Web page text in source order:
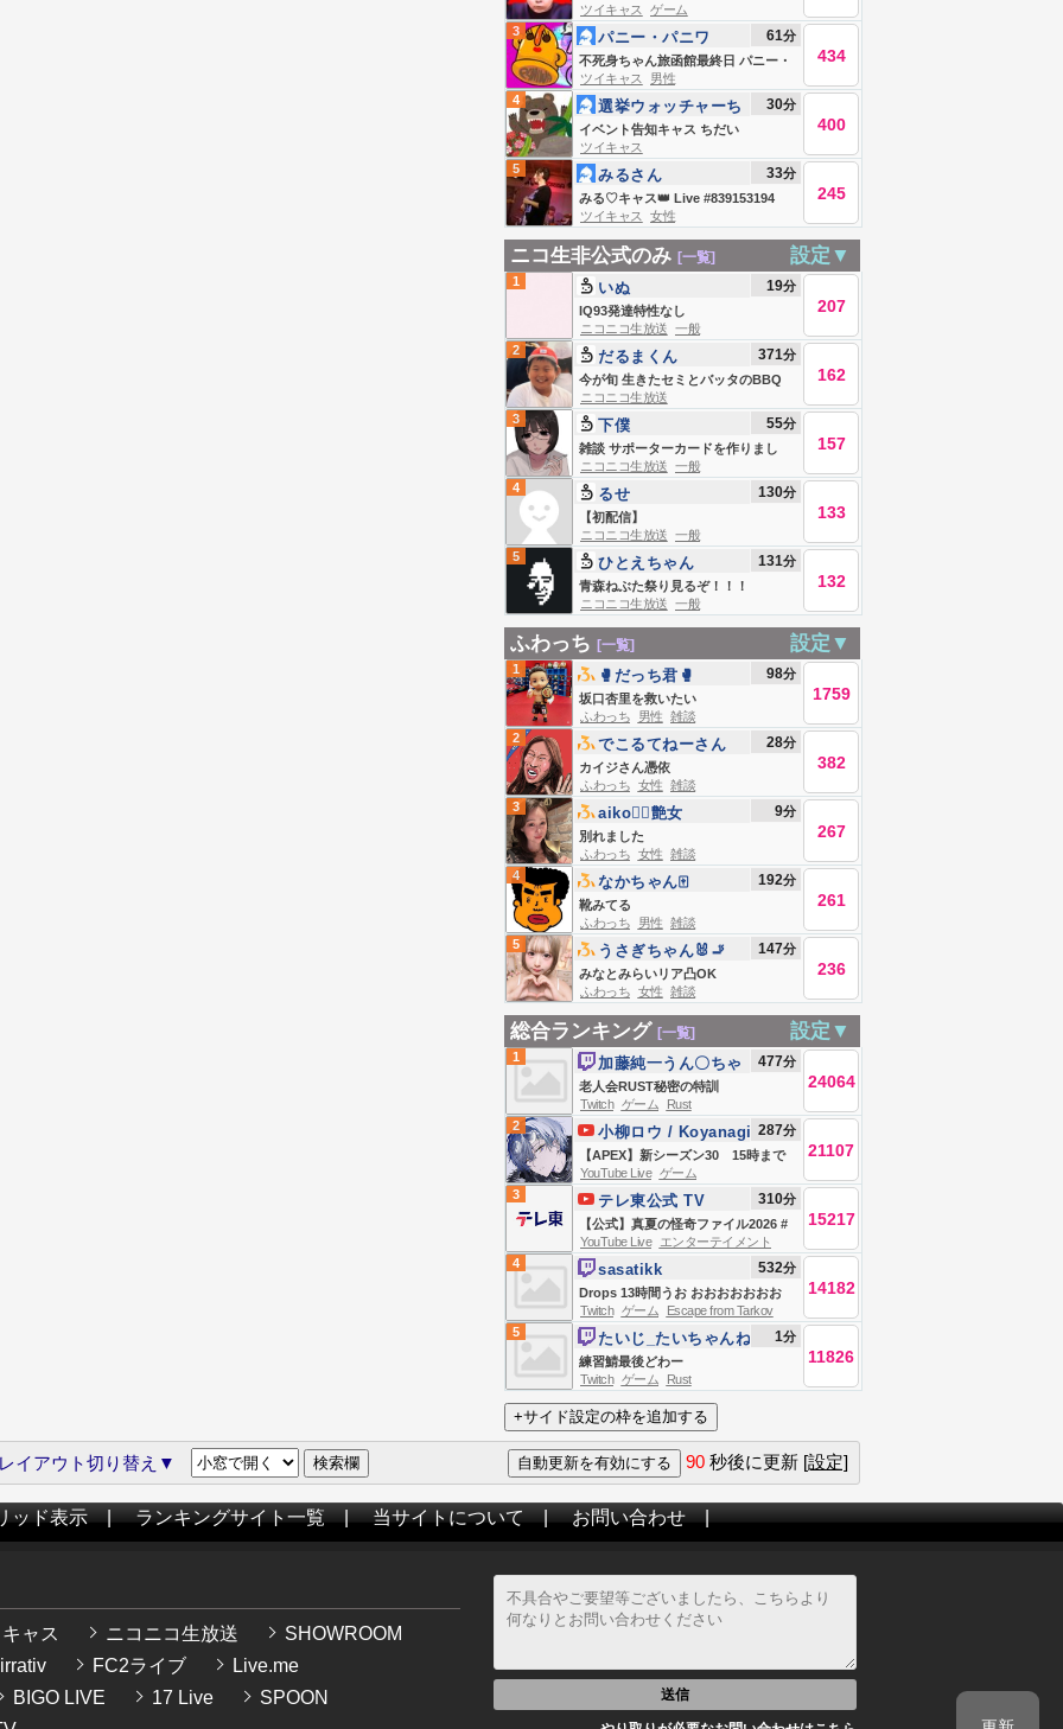
間ありがとうございました！！
ツイキャス
ゲーム
3
不死身ちゃん旅函館最終日 パニー・
パニワ
パニー・パニワ 61分
434
ツイキャス
男性
4
イベント告知キャス ちだい
選挙ウォッチャーち
だい
30分
400
ツイキャス
5
みる♡キャス👑 Live #839153194
みるさん 33分
245
ツイキャス 女性
ニコ生非公式のみ [一覧] 設定▼
1
IQ93発達特性なし
いぬ 19分
207
ニコニコ生放送 一般
2
今が旬 生きたセミとバッタのBBQ
だるまくん 371分
162
ニコニコ生放送
3
雑談 サポーターカードを作りまし
た！
下僕 55分
157
ニコニコ生放送 一般
4
【初配信】
るせ 130分
133
ニコニコ生放送 一般
5
青森ねぶた祭り見るぞ！！！
ひとえちゃん 131分
132
ニコニコ生放送 一般
ふわっち [一覧] 設定▼
1
坂口杏里を救いたい
🥊だっち君🥊 98分
1759
ふわっち 男性 雑談
2
カイジさん憑依
でこるてねーさん 28分
382
ふわっち 女性 雑談
3
別れました
aiko❤️‍🔥艶女 9分
267
ふわっち 女性 雑談
4
靴みてる
なかちゃん🀄️ 192分
261
ふわっち 男性 雑談
5
みなとみらいリア凸OK
‎うさぎちゃん🐰🚬 147分
236
ふわっち 女性 雑談
総合ランキング [一覧] 設定▼
1
老人会RUST秘密の特訓
加藤純一うん〇ちゃ
ん
477分
24064
Twitch ゲーム
Rust
2
【APEX】新シーズン30 15時まで
シージ【小柳ロウ/にじさんじ】
小柳ロウ / Koyanagi
Rou【にじさんじ】
287分
21107
YouTube Live ゲーム
3
【公式】真夏の怪奇ファイル2026 #
恐怖 #心霊
テレ東公式 TV
TOKYO
310分
15217
YouTube Live
エンターテイメント
4
Drops 13時間うお おおおおおおお
Escape From Tarkov
sasatikk 532分
14182
Twitch ゲーム
Escape from Tarkov
5
練習鯖最後どわー
たいじ_たいちゃんね
る
1分
11826
Twitch ゲーム Rust
イアウト切り替え▼ 90 秒後に更新 [設定]
ッド表示|ランキングサイト一覧|当サイトについて|お問い合わせ|
ャス ニコニコ生放送
SHOWROOM
FC2ライブ
Live.me
BIGO LIVE
17 Live
SPOON
送信